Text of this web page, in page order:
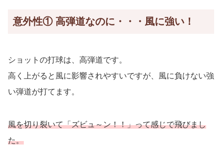
意外性① 高弾道なのに・・・風に強い！
ショットの打球は、高弾道です。
高く上がると風に影響されやすいですが、風に負けない強
い弾道が打てます。
風を切り裂いて「ズビュ～ン！！」って感じで飛びまし
た。